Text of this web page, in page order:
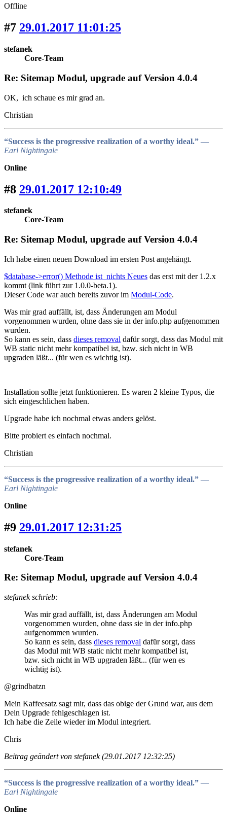
Offline
#7 29.01.2017 11:01:25
stefanek
Core-Team
Re: Sitemap Modul, upgrade auf Version 4.0.4
OK, ich schaue es mir grad an.
Christian
“Success is the progressive realization of a worthy ideal.” ―
Earl Nightingale
Online
#8 29.01.2017 12:10:49
stefanek
Core-Team
Re: Sitemap Modul, upgrade auf Version 4.0.4
Ich habe einen neuen Download im ersten Post angehängt.
$database->error() Methode ist nichts Neues das erst mit der 1.2.x
kommt (link führt zur 1.0.0-beta.1).
Dieser Code war auch bereits zuvor im Modul-Code.
Was mir grad auffällt, ist, dass Änderungen am Modul
vorgenommen wurden, ohne dass sie in der info.php aufgenommen
wurden.
So kann es sein, dass dieses removal dafür sorgt, dass das Modul mit
WB static nicht mehr kompatibel ist, bzw. sich nicht in WB
upgraden läßt... (für wen es wichtig ist).
Installation sollte jetzt funktionieren. Es waren 2 kleine Typos, die
sich eingeschlichen haben.
Upgrade habe ich nochmal etwas anders gelöst.
Bitte probiert es einfach nochmal.
Christian
“Success is the progressive realization of a worthy ideal.” ―
Earl Nightingale
Online
#9 29.01.2017 12:31:25
stefanek
Core-Team
Re: Sitemap Modul, upgrade auf Version 4.0.4
stefanek schrieb:
Was mir grad auffällt, ist, dass Änderungen am Modul
vorgenommen wurden, ohne dass sie in der info.php
aufgenommen wurden.
So kann es sein, dass dieses removal dafür sorgt, dass
das Modul mit WB static nicht mehr kompatibel ist,
bzw. sich nicht in WB upgraden läßt... (für wen es
wichtig ist).
@grindbatzn
Mein Kaffeesatz sagt mir, dass das obige der Grund war, aus dem
Dein Upgrade fehlgeschlagen ist.
Ich habe die Zeile wieder im Modul integriert.
Chris
Beitrag geändert von stefanek (29.01.2017 12:32:25)
“Success is the progressive realization of a worthy ideal.” ―
Earl Nightingale
Online